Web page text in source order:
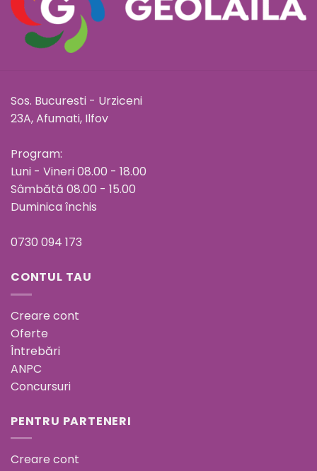
Sos. Bucuresti - Urziceni
23A, Afumati, Ilfov
Program:
Luni - Vineri 08.00 - 18.00
Sâmbătă 08.00 - 15.00
Duminica închis
0730 094 173
CONTUL TAU
Creare cont
Oferte
Întrebări
ANPC
Concursuri
PENTRU PARTENERI
Creare cont